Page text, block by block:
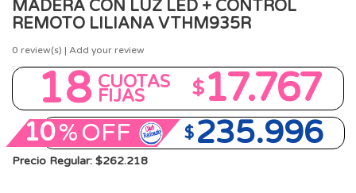
MADERA CON LUZ LED + CONTROL
REMOTO LILIANA VTHM935R
0 review(s) | Add your review
18 CUOTAS
FIJAS $17.767
10%OFF $ 235.996
Precio Regular: $262.218